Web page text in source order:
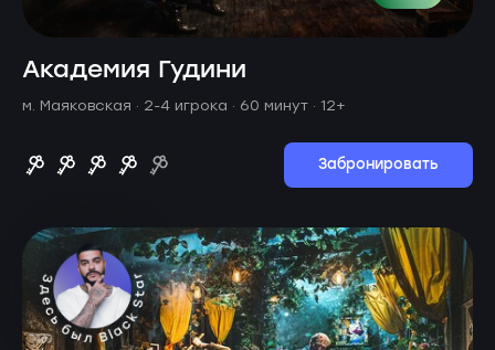
Академия Гудини
м. Маяковская · 2-4 игрока · 60 минут · 12+
Забронировать